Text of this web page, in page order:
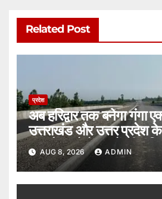
Related Post
प्रदेश
अब हरिद्वार तक बनेगा गंगा
उत्तराखंड और उत्तर प्रदेश
समझौता, दोनों राज्यों की
AUG 8, 2026 ADMIN